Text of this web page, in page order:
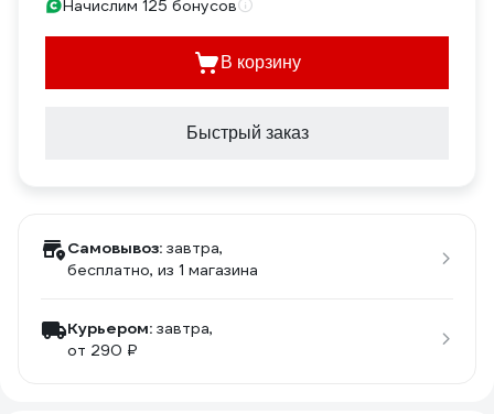
Начислим 125 бонусов
В корзину
Быстрый заказ
Самовывоз: завтра,
бесплатно, из 1 магазина
Курьером: завтра,
от 290 ₽